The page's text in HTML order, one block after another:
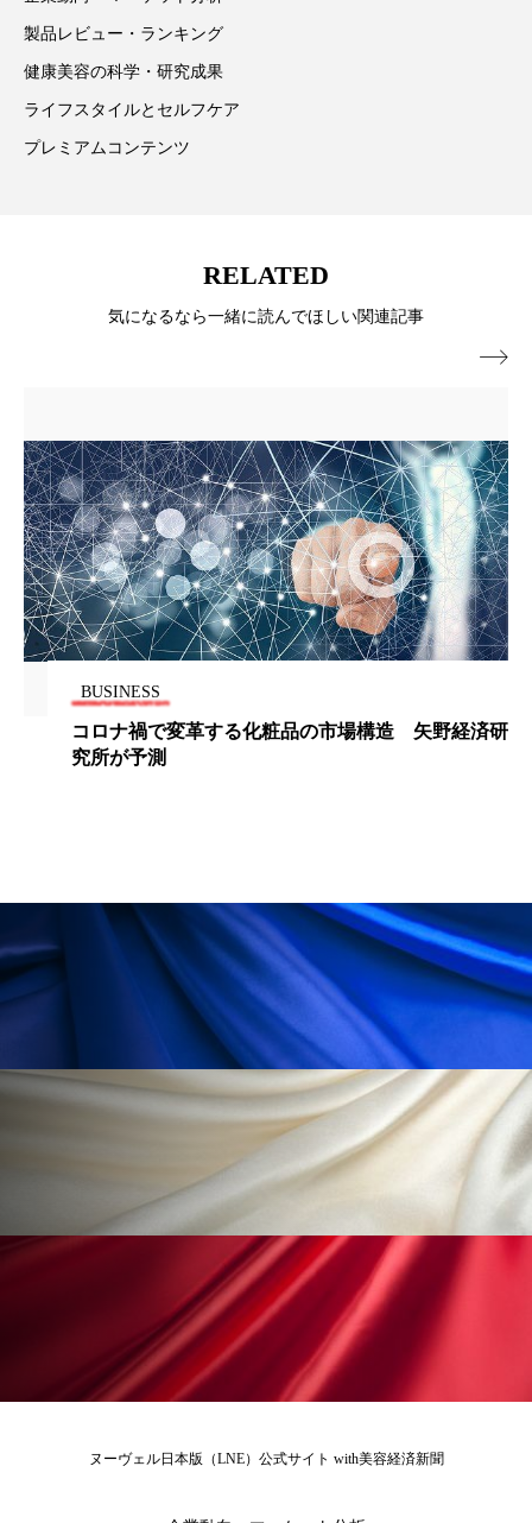
製品レビュー・ランキング
健康美容の科学・研究成果
ライフスタイルとセルフケア
プレミアムコンテンツ
RELATED
気になるなら一緒に読んでほしい関連記事
BUSINESS
コロナ禍で変革する化粧品の市場構造 矢野経済研
究所が予測

ヌーヴェル日本版（LNE）公式サイト with美容経済新聞